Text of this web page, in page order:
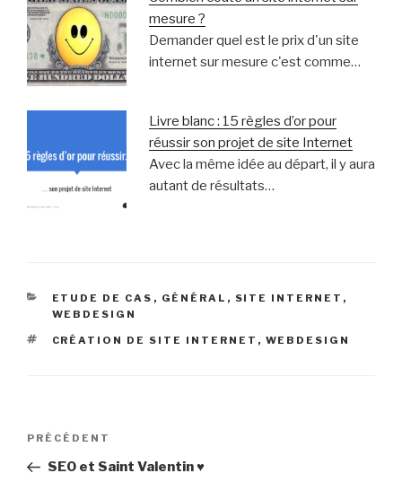
mesure ?
Demander quel est le prix d'un site
internet sur mesure c'est comme…
Livre blanc : 15 règles d’or pour
réussir son projet de site Internet
Avec la même idée au départ, il y aura
autant de résultats…
CATÉGORIES
ETUDE DE CAS , GÉNÉRAL , SITE INTERNET ,
WEBDESIGN
ÉTIQUETTES
CRÉATION DE SITE INTERNET , WEBDESIGN
Navigation
Article
précédent
PRÉCÉDENT
SEO et Saint Valentin ♥